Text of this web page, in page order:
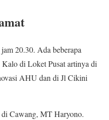
20.30. Ada beberapa
di Loket Pusat artinya di
AHU dan di Jl Cikini
Cawang, MT Haryono.